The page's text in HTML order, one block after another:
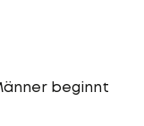
beginnt